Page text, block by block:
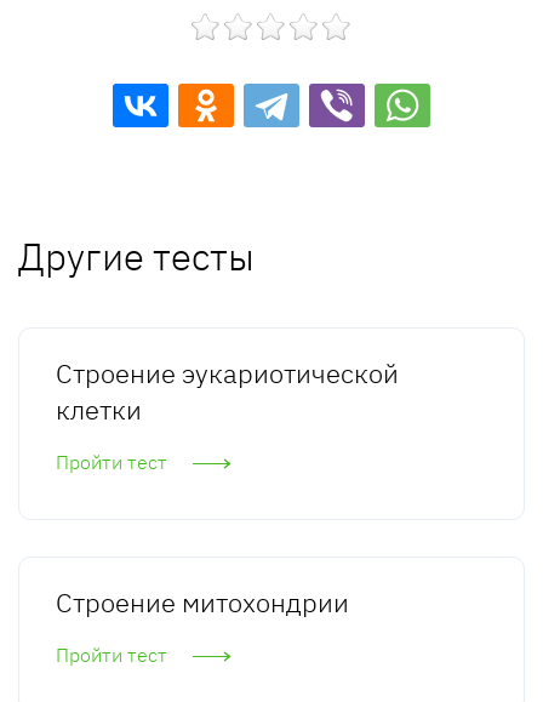
Другие тесты
Строение эукариотической
клетки
Пройти тест
Строение митохондрии
Пройти тест